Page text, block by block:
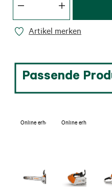
Artikel merken
Passende
Online erhältlich Online erhältlich